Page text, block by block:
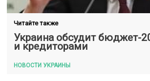
Читайте также
Украина обсудит бюджет-
и кредиторами
НОВОСТИ УКРАИНЫ